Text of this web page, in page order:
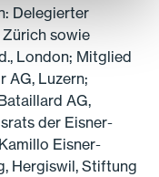
Delegierter
Zürich sowie
London; Mitglied
AG, Luzern;
AG,
der Eisner-
Eisner-
Hergiswil, Stiftung